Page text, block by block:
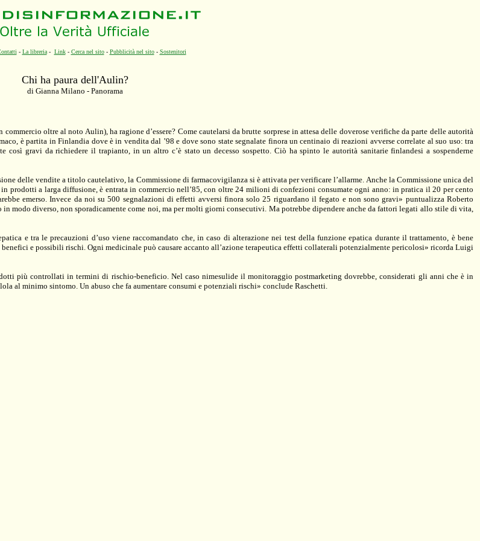
- La libreria- Link- Cerca nel sito- Pubblicità nel sito- Sostenitori
Chi ha paura dell'Aulin?
di Gianna Milano - Panorama
oltre al noto Aulin), ha ragione d’essere? Come cautelarsi da brutte sorprese in attesa delle doverose verifiche da parte delle autorità
è partita in Finlandia dove è in vendita dal ’98 e dove sono state segnalate finora un centinaio di reazioni avverse correlate al suo uso: tra
gravi da richiedere il trapianto, in un altro c’è stato un decesso sospetto. Ciò ha spinto le autorità sanitarie finlandesi a sospenderne
delle vendite a titolo cautelativo, la Commissione di farmacovigilanza si è attivata per verificare l’allarme. Anche la Commissione unica del
prodotti a larga diffusione, è entrata in commercio nell’85, con oltre 24 milioni di confezioni consumate ogni anno: in pratica il 20 per cento
emerso. Invece da noi su 500 segnalazioni di effetti avversi finora solo 25 riguardano il fegato e non sono gravi» puntualizza Roberto
modo diverso, non sporadicamente come noi, ma per molti giorni consecutivi. Ma potrebbe dipendere anche da fattori legati allo stile di vita,
e tra le precauzioni d’uso viene raccomandato che, in caso di alterazione nei test della funzione epatica durante il trattamento, è bene
e possibili rischi. Ogni medicinale può causare accanto all’azione terapeutica effetti collaterali potenzialmente pericolosi» ricorda Luigi
più controllati in termini di rischio-beneficio. Nel caso nimesulide il monitoraggio postmarketing dovrebbe, considerati gli anni che è in
al minimo sintomo. Un abuso che fa aumentare consumi e potenziali rischi» conclude Raschetti.